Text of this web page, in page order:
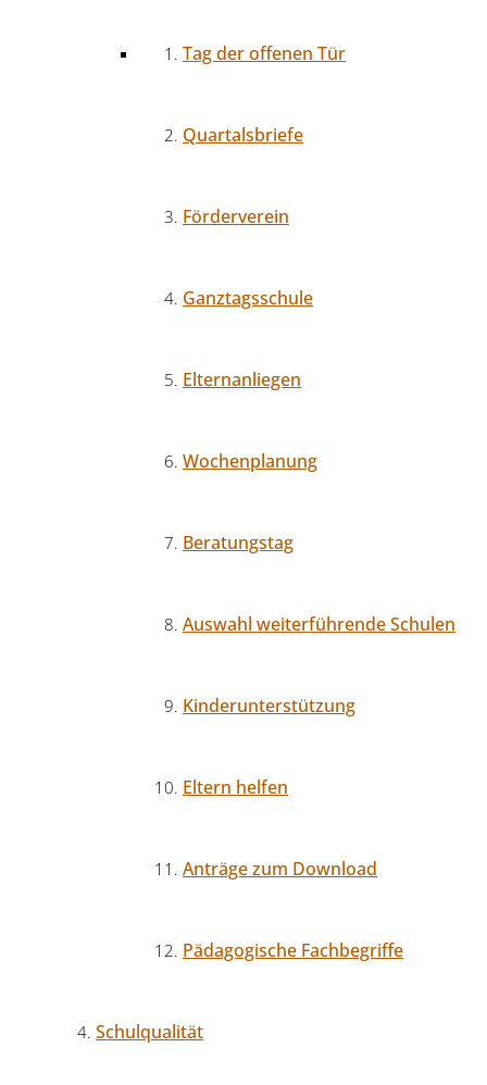
Tag der offenen Tür
Quartalsbriefe
Förderverein
Ganztagsschule
Elternanliegen
Wochenplanung
Beratungstag
Auswahl weiterführende Schulen
Kinderunterstützung
Eltern helfen
Anträge zum Download
Pädagogische Fachbegriffe
Schulqualität